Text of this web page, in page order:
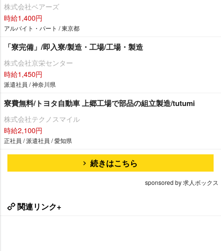
株式会社ベアーズ
時給1,400円
アルバイト・パート / 東京都
「寮完備」/即入寮/製造・工場/工場・製造
株式会社京栄センター
時給1,450円
派遣社員 / 神奈川県
寮費無料/トヨタ自動車 上郷工場で部品の組立製造/tutumi
株式会社テクノスマイル
時給2,100円
正社員 / 派遣社員 / 愛知県
続きはこちら
sponsored by 求人ボックス
関連リンク+